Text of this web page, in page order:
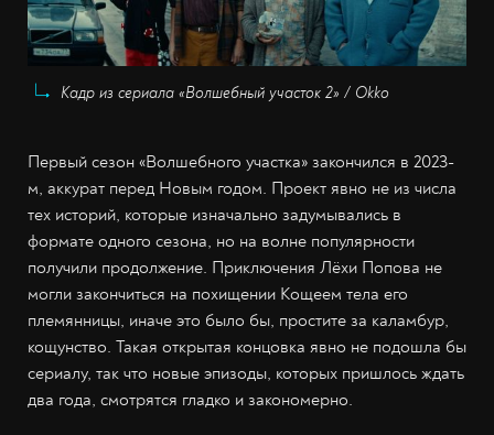
Кадр из сериала «Волшебный участок 2» / Okko
Первый сезон «Волшебного участка» закончился в 2023-
м, аккурат перед Новым годом. Проект явно не из числа
тех историй, которые изначально задумывались в
формате одного сезона, но на волне популярности
получили продолжение. Приключения Лёхи Попова не
могли закончиться на похищении Кощеем тела его
племянницы, иначе это было бы, простите за каламбур,
кощунство. Такая открытая концовка явно не подошла бы
сериалу, так что новые эпизоды, которых пришлось ждать
два года, смотрятся гладко и закономерно.